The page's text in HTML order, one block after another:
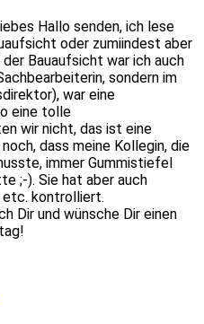
Hallo senden, ich lese
oder zumiindest aber
Bauaufsicht war ich auch
sondern im
war eine
eine tolle
wir nicht, das ist eine
dass meine Kollegin, die
immer Gummistiefel
;-). Sie hat aber auch
etc. kontrolliert.
Dir und wünsche Dir einen